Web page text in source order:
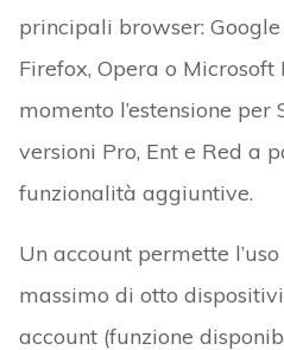
principali browser:
Firefox, Opera o Microsoft
momento l’estensione per
versioni Pro, Ent e Red a
funzionalità aggiuntive.
Un account permette
massimo di otto
account (funzione